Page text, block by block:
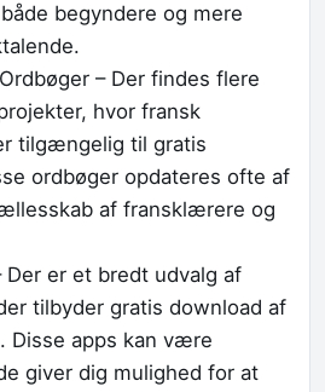
begyndere og mere
– Der findes flere
hvor fransk
tilgængelig til gratis
ordbøger opdateres ofte af
af fransklærere og
Der er et bredt udvalg af
tilbyder gratis download af
Disse apps kan være
giver dig mulighed for at